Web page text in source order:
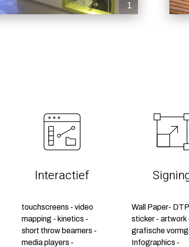
1
Interactief
touchscreens - video
mapping - kinetics -
short throw beamers -
media players -
Wall Paper-
sticker - artwork
grafische
Infographics -